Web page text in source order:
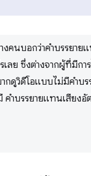
คนบอกว่าคำบรรยาย
เลย ซึ่งต่างจากผู้ที่มีก
กดูวิดีโอแบบไม่มีคำบ
คำบรรยายแทนเสีย